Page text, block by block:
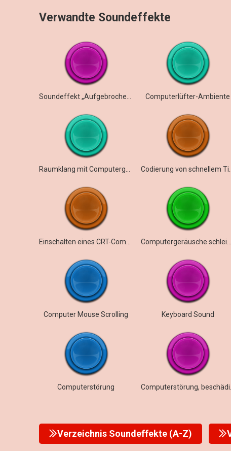
Verwandte Soundeffekte
Computerlüfter-Ambiente
Computer Mouse Scrolling Keyboard Sound
Computerstörung
Verzeichnis Soundeffekte (A-Z)